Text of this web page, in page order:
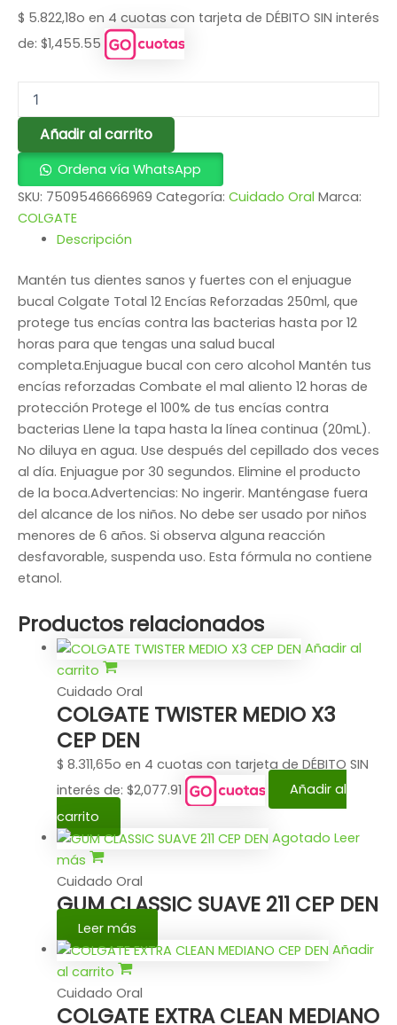
$ 5.822,18o en 4 cuotas con tarjeta de DÉBITO SIN interés
de: $1,455.55
Añadir al carrito
Ordena vía WhatsApp
SKU: 7509546666969 Categoría: Cuidado Oral Marca:
COLGATE
Descripción
Mantén tus dientes sanos y fuertes con el enjuague
bucal Colgate Total 12 Encías Reforzadas 250ml, que
protege tus encías contra las bacterias hasta por 12
horas para que tengas una salud bucal
completa.Enjuague bucal con cero alcohol Mantén tus
encías reforzadas Combate el mal aliento 12 horas de
protección Protege el 100% de tus encías contra
bacterias Llene la tapa hasta la línea continua (20mL).
No diluya en agua. Use después del cepillado dos veces
al día. Enjuague por 30 segundos. Elimine el producto
de la boca.Advertencias: No ingerir. Manténgase fuera
del alcance de los niños. No debe ser usado por niños
menores de 6 años. Si observa alguna reacción
desfavorable, suspenda uso. Esta fórmula no contiene
etanol.
Productos relacionados
Añadir al
carrito
Cuidado Oral
COLGATE TWISTER MEDIO X3
CEP DEN
$ 8.311,65o en 4 cuotas con tarjeta de DÉBITO SIN
interés de: $2,077.91
Añadir al
carrito
Agotado Leer
más
Cuidado Oral
GUM CLASSIC SUAVE 211 CEP DEN
Leer más
Añadir
al carrito
Cuidado Oral
COLGATE EXTRA CLEAN MEDIANO